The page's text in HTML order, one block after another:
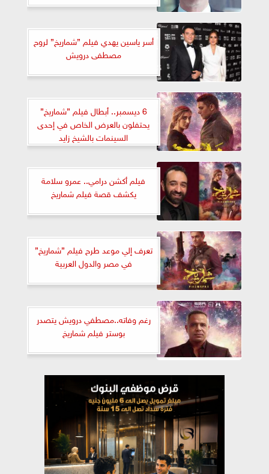
أسر ياسين يهدي فيلم ”شماريخ” لروح
مصطفى درويش
6 ديسمبر.. أبطال فيلم ”شماريخ”
يحتفلون بالعرض الخاص في إحدى
السينمات بالشيخ زايد
فيلم أكشن درامي.. عمرو سلامة
يكشف قصة فيلم شماريخ
تعرف إلي موعد طرح فيلم ”شماريخ”
في مصر والدول العربية
رغم وفاته..مصطفي درويش يتصدر
بوستر فيلم شماريخ